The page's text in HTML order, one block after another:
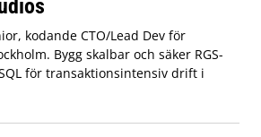
kodande CTO/Lead Dev för
Bygg skalbar och säker RGS-
för transaktionsintensiv drift i